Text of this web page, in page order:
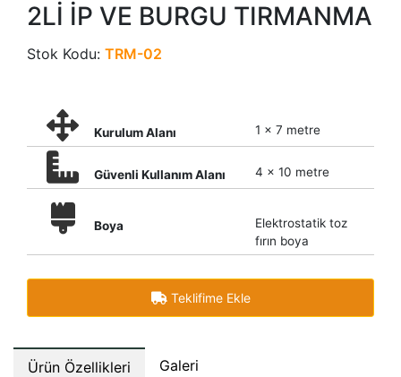
2Lİ İP VE BURGU TIRMANMA
Stok Kodu: TRM-02
Kurulum Alanı 1 x 7 metre
Güvenli Kullanım Alanı 4 x 10 metre
Boya
Elektrostatik toz
fırın boya
Teklifime Ekle
Ürün Özellikleri Galeri